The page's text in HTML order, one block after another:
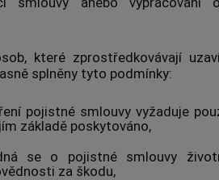
které zprostředkovávají
splněny tyto podmínky:
pojistné smlouvy vyžaduje
základě poskytováno,
se o pojistné smlouvy
za škodu,